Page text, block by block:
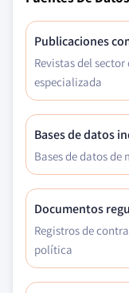
Publicaciones
Revistas del
especializada
Bases de datos
Bases de datos de
Documentos
Registros de
política